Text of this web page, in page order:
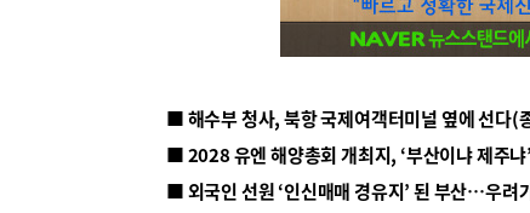
■ 해수부 청사, 북항 국제여객터미널 옆에 선다(
■ 2028 유엔 해양총회 개최지, ‘부산이냐 제주냐
■ 외국인 선원 ‘인신매매 경유지’ 된 부산…우려